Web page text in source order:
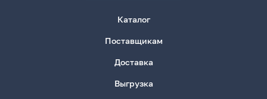
Каталог
Поставщикам
Доставка
Выгрузка